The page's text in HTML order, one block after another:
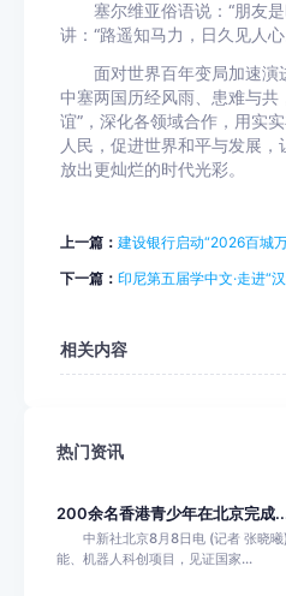
塞尔维亚俗语说：“朋友是
讲：“路遥知马力，日久见人心
面对世界百年变局加速演
中塞两国历经风雨、患难与共
谊”，深化各领域合作，用实
人民，促进世界和平与发展
放出更灿烂的时代光彩。
上一篇： 建设银行启动“2026百城
下一篇： 印尼第五届学中文·走进“
相关内容
热门资讯
200余名香港青少年在北京完成
中新社北京8月8日电 (记者 张晓曦
能、机器人科创项目，见证国家...